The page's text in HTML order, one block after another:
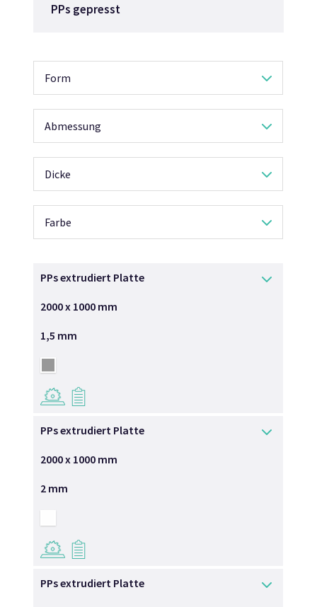
PPs gepresst
Form
Abmessung
Dicke
Farbe
PPs extrudiert Platte
2000 x 1000 mm
1,5 mm
→ →
PPs extrudiert Platte
2000 x 1000 mm
2 mm
→ →
PPs extrudiert Platte